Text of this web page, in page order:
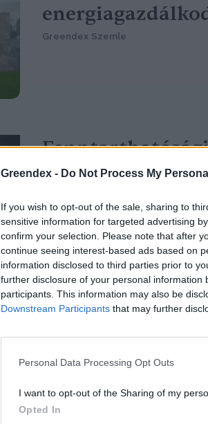
Greendex - Do Not Process My
If you wish to opt-out of the sale, sharing to
sensitive information for targeted advertising
confirm your selection. Please note that after
continue seeing interest-based ads based on
information disclosed to third parties prior to
further disclosure of your personal information
participants. This information may also be
Downstream Participants that may further
Personal Data Processing Opt Outs
I want to opt-out of the Sharing of my
Opted In
Greendex Szemle
szól, kiknek szól,
csatlakozhatsz
Novák Zsombor
Ökotanterem
iskolában